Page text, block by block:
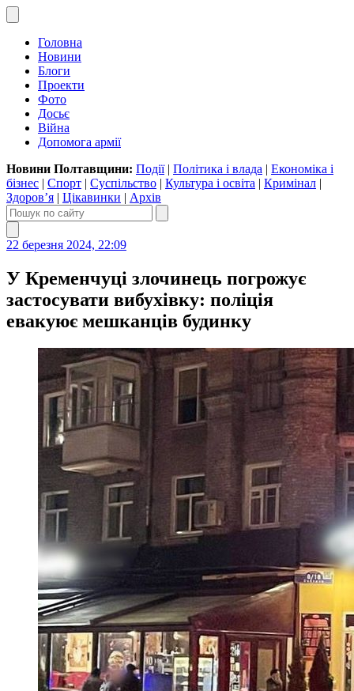
Головна
Новини
Блоги
Проекти
Фото
Досьє
Війна
Допомога армії
Новини Полтавщини: Події| Політика і влада | Економіка і
бізнес | Спорт | Суспільство | Культура і освіта | Кримінал |
Здоров’я | Цікавинки | Архів
22 березня 2024, 22:09
У Кременчуці злочинець погрожує
застосувати вибухівку: поліція
евакуює мешканців будинку